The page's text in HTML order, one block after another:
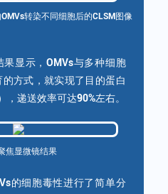
转染不同细胞后的CLSM图像
果显示，OMVs与多种细胞
方式，就实现了目的蛋白
，递送效率可达90%左右。
焦显微镜结果
的细胞毒性进行了简单分